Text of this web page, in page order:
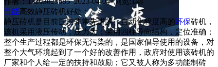
节能高效静压砖机好处：
静压砖机是目前国内非常先进的、自动化程度高的环保砖机，
该机采用液压传动，压力大；采用四柱导向结构，定位准确；
整个生产过程都是环保无污染的，是国家倡导使用的设备，对
整个大气环境起到了一个好的改善作用，政府对使用该砖机的
厂家和个人给一定的扶持和鼓励；它又被人称为多功能制砖